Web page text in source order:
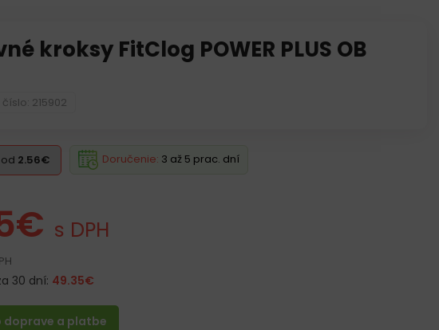
kroksy FitClog POWER PLUS OB
215902
2.56€ Doručenie: 3 až 5 prac. dní
€ s DPH
30 dní: 49.35€
doprave a platbe